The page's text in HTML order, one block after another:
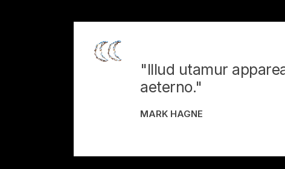
"Illud utamur
aeterno."
MARK HAGNE